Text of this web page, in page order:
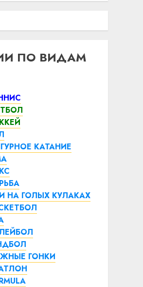
ПО ВИДАМ
КАТАНИЕ
НА ГОЛЫХ КУЛАКАХ
ГОНКИ